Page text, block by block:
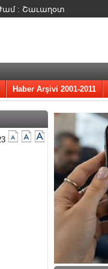
: Շաւաղօտ
Haber Arşivi 2001-2011